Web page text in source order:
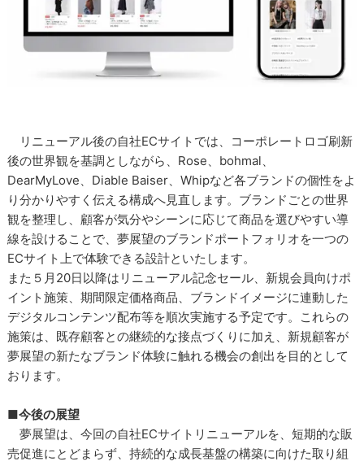
リニューアル後の自社ECサイトでは、コーポレートロゴ刷新
後の世界観を基調としながら、Rose、bohmal、
DearMyLove、Diable Baiser、Whipなど各ブランドの個性をよ
り分かりやすく伝える構成へ見直します。ブランドごとの世界
観を整理し、顧客が気分やシーンに応じて商品を選びやすい導
線を設けることで、夢展望のブランドポートフォリオを一つの
ECサイト上で体験できる設計といたします。
また５月20日以降はリニューアル記念セール、新規会員向けポ
イント施策、期間限定価格商品、ブランドイメージに連動した
デジタルコンテンツ配布等を順次実施する予定です。これらの
施策は、既存顧客との継続的な接点づくりに加え、新規顧客が
夢展望の新たなブランド体験に触れる機会の創出を目的として
おります。
■今後の展望
夢展望は、今回の自社ECサイトリニューアルを、短期的な販
売促進にとどまらず、持続的な成長基盤の構築に向けた取り組